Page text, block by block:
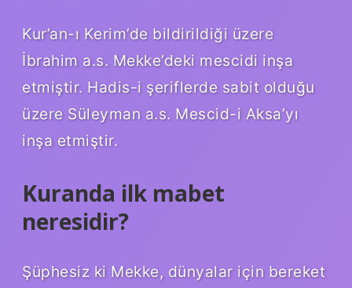
Kur’an-ı Kerim’de bildirildiği üzere
İbrahim a.s. Mekke’deki mescidi inşa
etmiştir. Hadis-i şeriflerde sabit olduğu
üzere Süleyman a.s. Mescid-i Aksa’yı
inşa etmiştir.
Kuranda ilk mabet
neresidir?
Şüphesiz ki Mekke, dünyalar için bereket